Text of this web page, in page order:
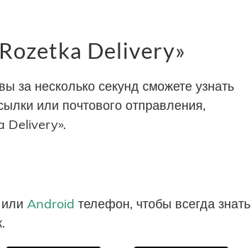
Delivery»
несколько секунд сможете узнать
или почтового отправления,
Delivery».
или Android телефон, чтобы всегда